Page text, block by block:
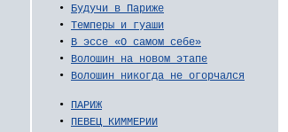
• Будучи в Париже
• Темперы и гуаши
• В эссе «О самом себе»
• Волошин на новом этапе
• Волошин никогда не огорчался
• ПАРИЖ
• ПЕВЕЦ КИММЕРИИ